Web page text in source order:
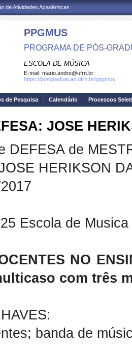
de Atividades Acadêmicas
PPGMUS
PROGRAMA DE PÓS-
ESCOLA DE MÚSICA
E-mail: mario.andre@ufrn.br
https://posgraduacao.ufrn.br/ppgmus
de Pesquisa Calendário Processos
JOSE
DEFESA de
HERIKSON
Escola de Musica
NO
com três
banda de